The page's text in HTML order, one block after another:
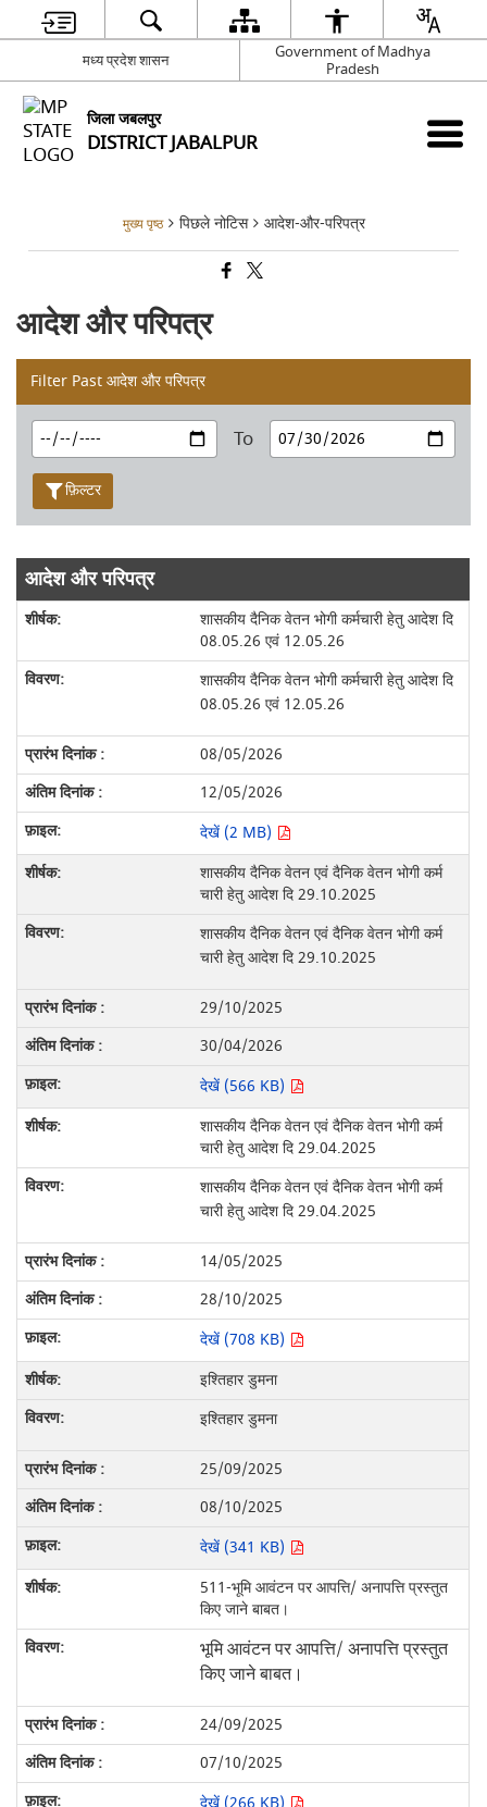
मध्य प्रदेश शासन
Government of Madhya
Pradesh
जिला जबलपुर
DISTRICT JABALPUR
मुख्य पृष्ठ पिछले नोटिस आदेश-और-परिपत्र
आदेश और परिपत्र
Filter Past आदेश और परिपत्र
To
फ़िल्टर
आदेश और परिपत्र
शासकीय दैनिक वेतन भोगी कर्मचारी हेतु आदेश दि
08.05.26 एवं 12.05.26
शासकीय दैनिक वेतन भोगी कर्मचारी हेतु आदेश दि
08.05.26 एवं 12.05.26
08/05/2026
12/05/2026
देखें (2 MB)
शासकीय दैनिक वेतन एवं दैनिक वेतन भोगी कर्म
चारी हेतु आदेश दि 29.10.2025
शासकीय दैनिक वेतन एवं दैनिक वेतन भोगी कर्म
चारी हेतु आदेश दि 29.10.2025
29/10/2025
30/04/2026
देखें (566 KB)
शासकीय दैनिक वेतन एवं दैनिक वेतन भोगी कर्म
चारी हेतु आदेश दि 29.04.2025
शासकीय दैनिक वेतन एवं दैनिक वेतन भोगी कर्म
चारी हेतु आदेश दि 29.04.2025
14/05/2025
28/10/2025
देखें (708 KB)
इश्तिहार डुमना
इश्तिहार डुमना
25/09/2025
08/10/2025
देखें (341 KB)
511-भूमि आवंटन पर आपत्ति/ अनापत्ति प्रस्तुत
किए जाने बाबत।
भूमि आवंटन पर आपत्ति/ अनापत्ति प्रस्तुत
किए जाने बाबत।
24/09/2025
07/10/2025